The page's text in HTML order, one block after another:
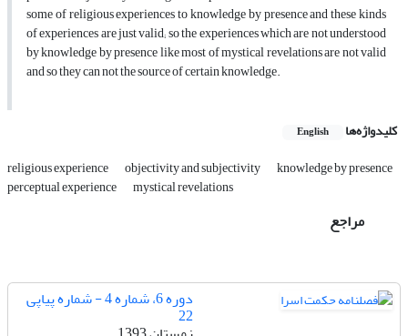
some of religious experiences to knowledge by presence and these kinds
of experiences are just valid; so the experiences which are not understood
by knowledge by presence like most of mystical revelations are not valid
and so they can not the source of certain knowledge.
کلیدواژه‌ها English
religious experience objectivity and subjectivity knowledge by presence
perceptual experience mystical revelations
مراجع
دوره 6، شماره 4 - شماره پیاپی
22